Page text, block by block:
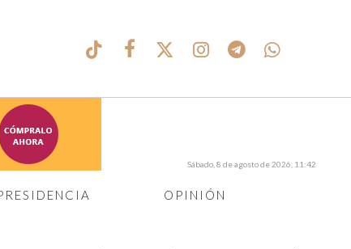
OPINIÓN
Sábado, 8 de agosto de 2026, 11:42